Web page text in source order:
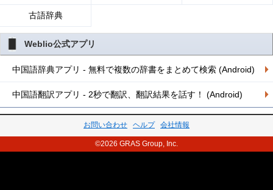
古語辞典
Weblio公式アプリ
中国語辞典アプリ - 無料で複数の辞書をまとめて検索 (Android)
中国語翻訳アプリ - 2秒で翻訳、翻訳結果を話す！ (Android)
お問い合わせ ヘルプ 会社情報
©2026 GRAS Group, Inc.